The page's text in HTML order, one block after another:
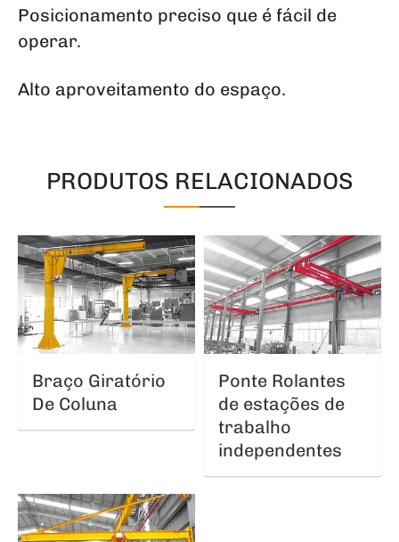
Posicionamento preciso que é fácil de
operar.
Alto aproveitamento do espaço.
PRODUTOS RELACIONADOS
Braço Giratório
De Coluna
Ponte Rolantes
de estações de
trabalho
independentes